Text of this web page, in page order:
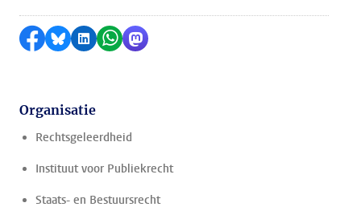
Delen op Facebook
Delen via Bluesky
Delen op LinkedIn
Delen via WhatsApp
Delen via Mastodon
Organisatie
Rechtsgeleerdheid
Instituut voor Publiekrecht
Staats- en Bestuursrecht